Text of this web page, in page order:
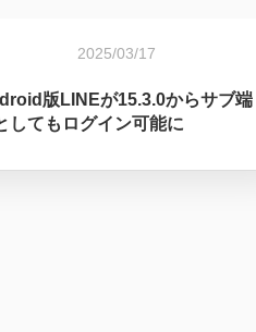
2025/03/17
版LINEが15.3.0からサブ端
してもログイン可能に